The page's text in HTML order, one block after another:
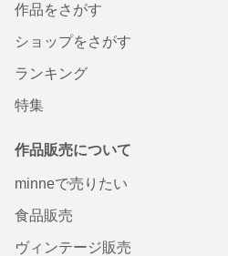
作品をさがす
ショップをさがす
ランキング
特集
作品販売について
minneで売りたい
食品販売
ヴィンテージ販売